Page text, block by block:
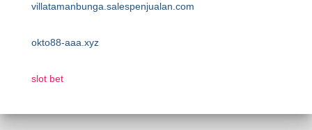
villatamanbunga.salespenjualan.com
okto88-aaa.xyz
slot bet